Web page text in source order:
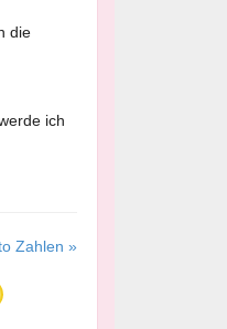
die
ich
Zahlen »